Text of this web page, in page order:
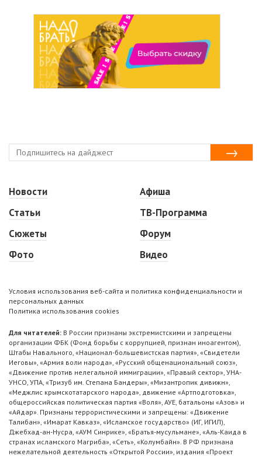
Новости
Статьи
Сюжеты
Фото
Афиша
ТВ-Программа
Форум
Видео
Условия использования веб-сайта и политика конфиденциальности и
персональных данных
Политика использования cookies
Для читателей: В России признаны экстремистскими и запрещены
организации ФБК (Фонд борьбы с коррупцией, признан иноагентом),
Штабы Навального, «Национал-большевистская партия», «Свидетели
Иеговы», «Армия воли народа», «Русский общенациональный союз»,
«Движение против нелегальной иммиграции», «Правый сектор», УНА-
УНСО, УПА, «Тризуб им. Степана Бандеры», «Мизантропик дивижн»,
«Меджлис крымскотатарского народа», движение «Артподготовка»,
общероссийская политическая партия «Воля», АУЕ, батальоны «Азов» и
«Айдар». Признаны террористическими и запрещены: «Движение
Талибан», «Имарат Кавказ», «Исламское государство» (ИГ, ИГИЛ),
Джебхад-ан-Нусра, «АУМ Синрике», «Братья-мусульмане», «Аль-Каида в
странах исламского Магриба», «Сеть», «Колумбайн». В РФ признана
нежелательной деятельность «Открытой России», издания «Проект